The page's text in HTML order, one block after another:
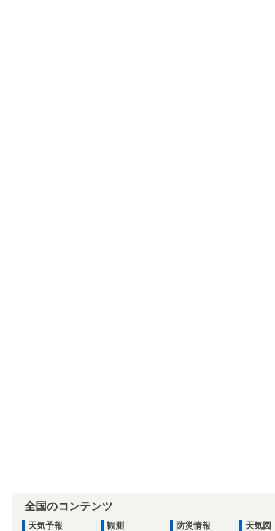
全国のコンテンツ
天気予報
観測
防災情報
天気図